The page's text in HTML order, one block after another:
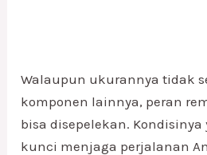
Walaupun ukurannya tidak
komponen lainnya, peran
bisa disepelekan.
kunci menjaga perjalanan